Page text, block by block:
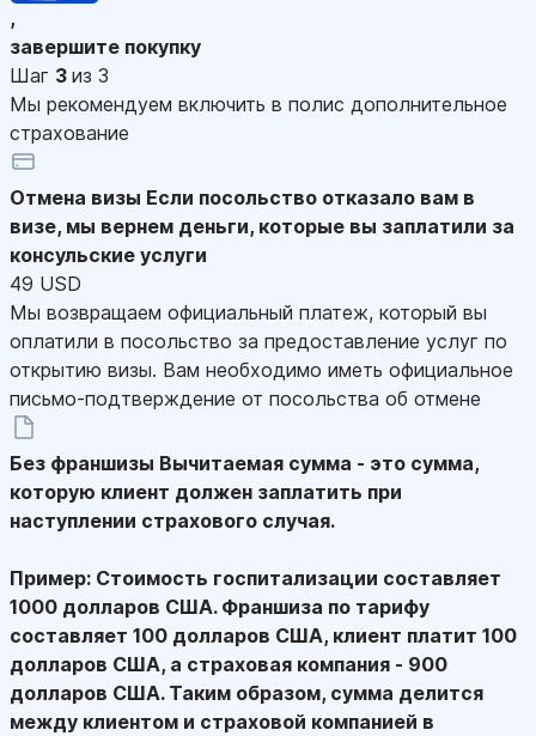
,
завершите покупку
Шаг 3 из 3
Мы рекомендуем включить в полис дополнительное
страхование
Отмена визы Если посольство отказало вам в
визе, мы вернем деньги, которые вы заплатили за
консульские услуги
49 USD
Мы возвращаем официальный платеж, который вы
оплатили в посольство за предоставление услуг по
открытию визы. Вам необходимо иметь официальное
письмо-подтверждение от посольства об отмене
Без франшизы Вычитаемая сумма - это сумма,
которую клиент должен заплатить при
наступлении страхового случая.
Пример: Стоимость госпитализации составляет
1000 долларов США. Франшиза по тарифу
составляет 100 долларов США, клиент платит 100
долларов США, а страховая компания - 900
долларов США. Таким образом, сумма делится
между клиентом и страховой компанией в